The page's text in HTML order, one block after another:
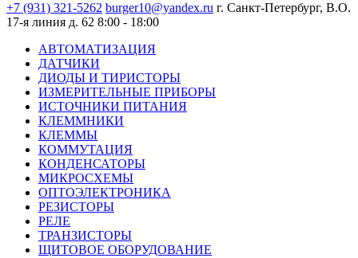
+7 (931) 321-5262 burger10@yandex.ru г. Санкт-Петербург, В.О.
17-я линия д. 62 8:00 - 18:00
АВТОМАТИЗАЦИЯ
ДАТЧИКИ
ДИОДЫ И ТИРИСТОРЫ
ИЗМЕРИТЕЛЬНЫЕ ПРИБОРЫ
ИСТОЧНИКИ ПИТАНИЯ
КЛЕММНИКИ
КЛЕММЫ
КОММУТАЦИЯ
КОНДЕНСАТОРЫ
МИКРОСХЕМЫ
ОПТОЭЛЕКТРОНИКА
РЕЗИСТОРЫ
РЕЛЕ
ТРАНЗИСТОРЫ
ЩИТОВОЕ ОБОРУДОВАНИЕ